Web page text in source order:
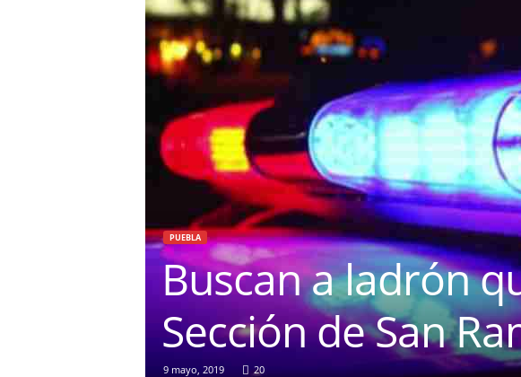
R
O
J
A
PUEBLA
Buscan a ladrón
Sección de San
9 mayo, 2019 20